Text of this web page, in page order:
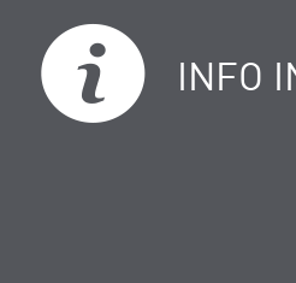
INFO